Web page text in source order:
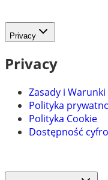
Privacy
Privacy
Zasady i
Polityka
Polityka Cookie
Dostępność